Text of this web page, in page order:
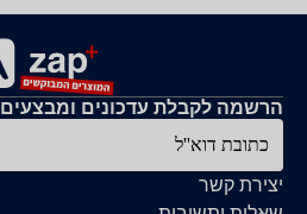
יצירת קשר
הרשמה לקבלת עדכונים ומבצעים
כתובת דוא''ל